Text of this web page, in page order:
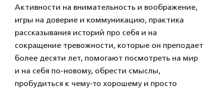
Активности на внимательность и воображение,
игры на доверие и коммуникацию, практика
рассказывания историй про себя и на
сокращение тревожности, которые он преподает
более десяти лет, помогают посмотреть на мир
и на себя по-новому, обрести смыслы,
пробудиться к чему-то хорошему и просто